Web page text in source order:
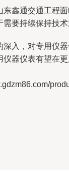
鑫通交通工程
要持续保持技
入，对专用仪
器仪表有望在